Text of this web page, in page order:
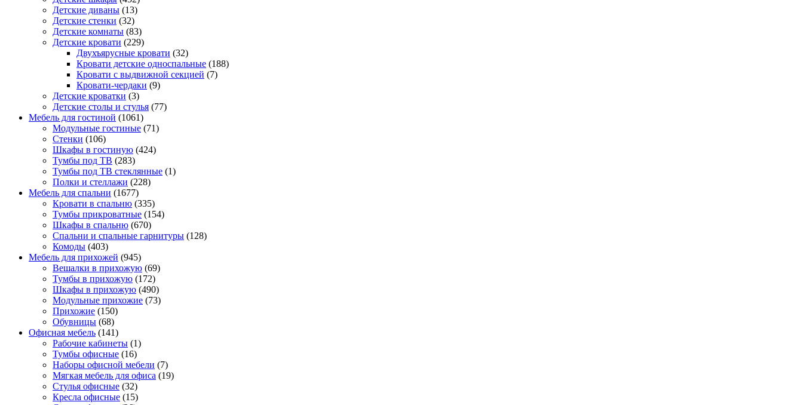
Детские диваны (13)
Детские стенки (32)
Детские комнаты (83)
Детские кровати (229)
Двухъярусные кровати (32)
Кровати детские односпальные (188)
Кровати с выдвижной секцией (7)
Кровати-чердаки (9)
Детские кроватки (3)
Детские столы и стулья (77)
Мебель для гостиной (1061)
Модульные гостиные (71)
Стенки (106)
Шкафы в гостиную (424)
Тумбы под ТВ (283)
Тумбы под ТВ стеклянные (1)
Полки и стеллажи (228)
Мебель для спальни (1677)
Кровати в спальню (335)
Тумбы прикроватные (154)
Шкафы в спальню (670)
Спальни и спальные гарнитуры (128)
Комоды (403)
Мебель для прихожей (945)
Вешалки в прихожую (69)
Тумбы в прихожую (172)
Шкафы в прихожую (490)
Модульные прихожие (73)
Прихожие (150)
Обувницы (68)
Офисная мебель (141)
Рабочие кабинеты (1)
Тумбы офисные (16)
Наборы офисной мебели (7)
Мягкая мебель для офиса (19)
Стулья офисные (32)
Кресла офисные (15)